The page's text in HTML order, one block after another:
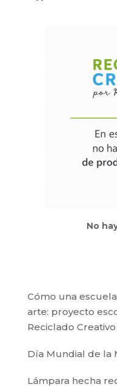
No
Cómo una
arte: proyecto
Reciclado Creativo
Día Mundial de la
Lámpara hecha